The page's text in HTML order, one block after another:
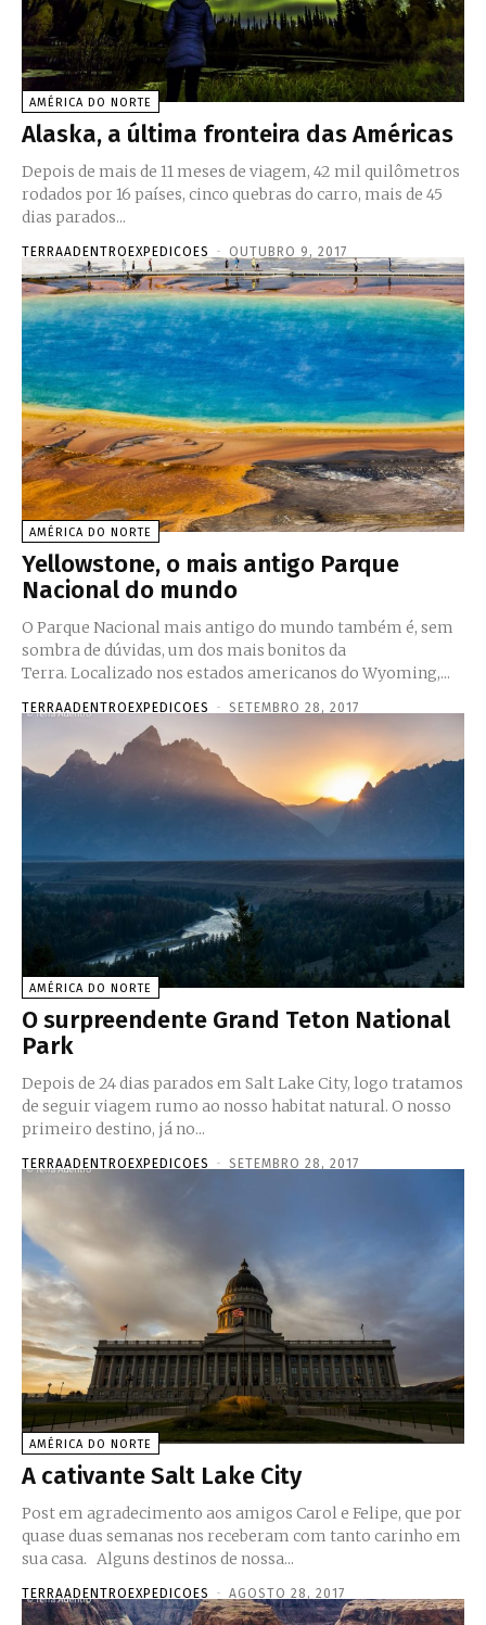
AMÉRICA DO NORTE
Alaska, a última fronteira das Américas
Depois de mais de 11 meses de viagem, 42 mil quilômetros
rodados por 16 países, cinco quebras do carro, mais de 45
dias parados...
TERRAADENTROEXPEDICOES - OUTUBRO 9, 2017
AMÉRICA DO NORTE
Yellowstone, o mais antigo Parque
Nacional do mundo
O Parque Nacional mais antigo do mundo também é, sem
sombra de dúvidas, um dos mais bonitos da
Terra. Localizado nos estados americanos do Wyoming,...
TERRAADENTROEXPEDICOES - SETEMBRO 28, 2017
AMÉRICA DO NORTE
O surpreendente Grand Teton National
Park
Depois de 24 dias parados em Salt Lake City, logo tratamos
de seguir viagem rumo ao nosso habitat natural. O nosso
primeiro destino, já no...
TERRAADENTROEXPEDICOES - SETEMBRO 28, 2017
AMÉRICA DO NORTE
A cativante Salt Lake City
Post em agradecimento aos amigos Carol e Felipe, que por
quase duas semanas nos receberam com tanto carinho em
sua casa. Alguns destinos de nossa...
TERRAADENTROEXPEDICOES - AGOSTO 28, 2017